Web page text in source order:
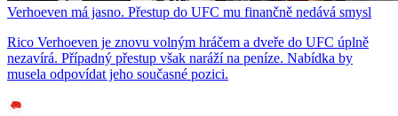
Verhoeven má jasno. Přestup do UFC mu finančně nedává smysl
Rico Verhoeven je znovu volným hráčem a dveře do UFC úplně
nezavírá. Případný přestup však naráží na peníze. Nabídka by
musela odpovídat jeho současné pozici.